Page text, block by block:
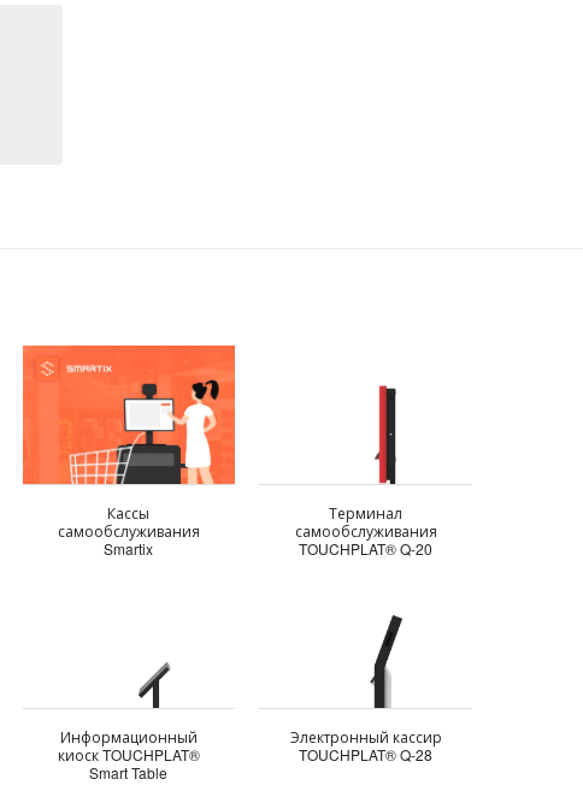
Кассы
самообслуживания
Smartix
Терминал
самообслуживания
TOUCHPLAT® Q-20
Информационный
киоск TOUCHPLAT®
Smart Table
Электронный кассир
TOUCHPLAT® Q-28